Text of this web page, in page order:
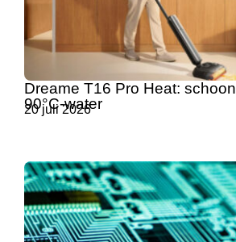
Dreame T16 Pro Heat:
90°C-water
20 juli 2026